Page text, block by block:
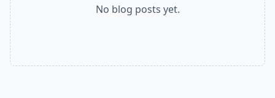
No blog posts yet.